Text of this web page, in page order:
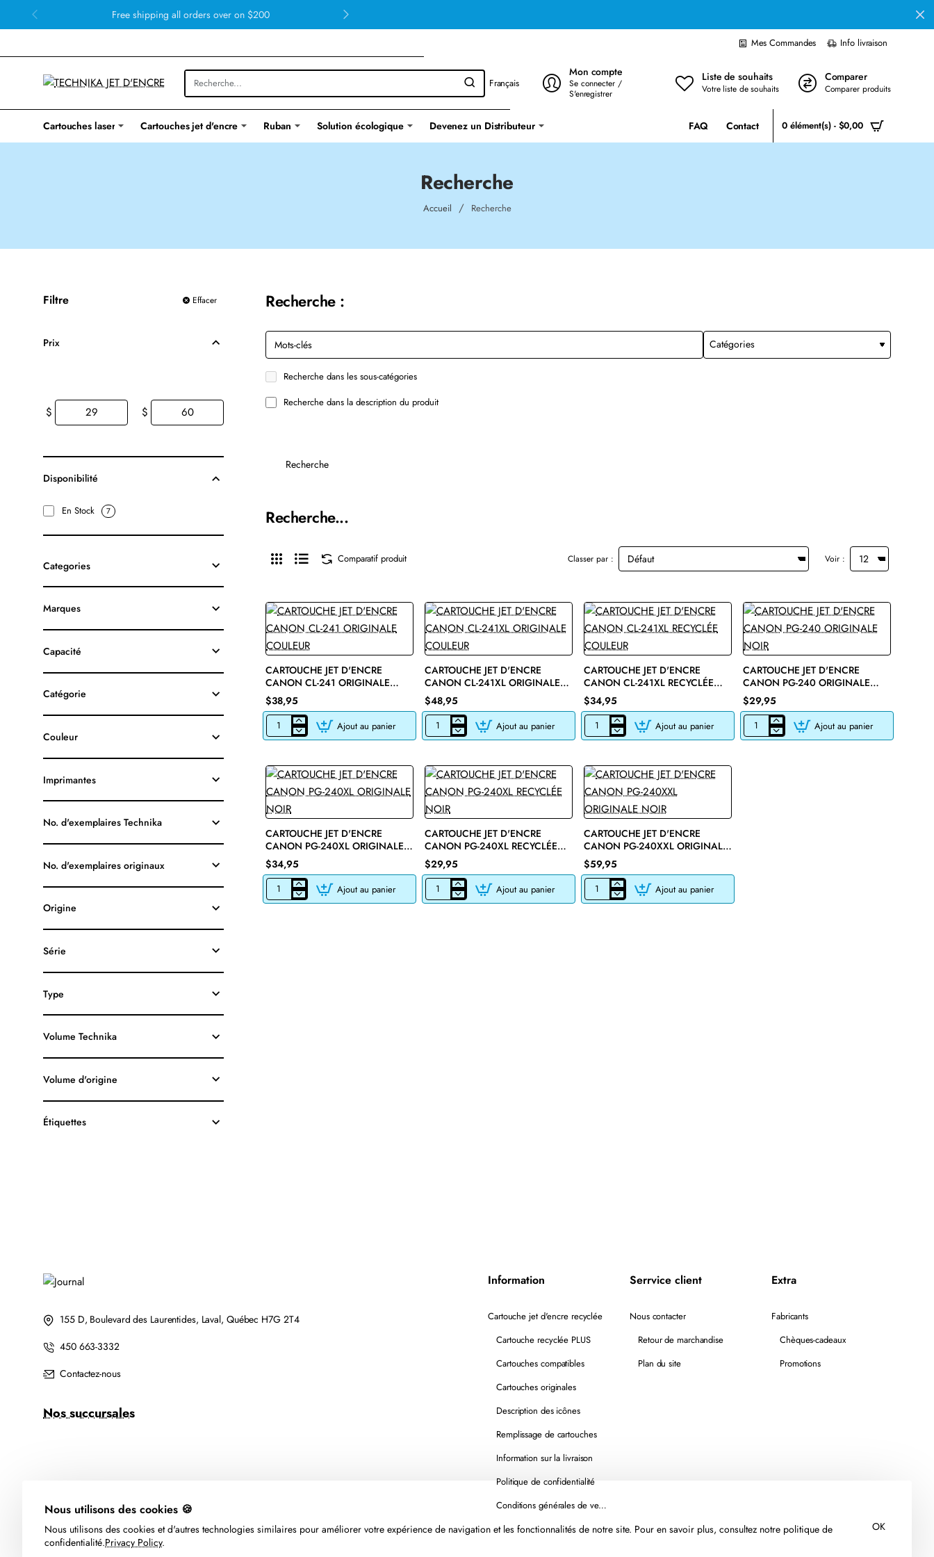
Nous utilisons des cookies 🍪
Nous utilisons des cookies et d'autres technologies similaires pour améliorer votre expérience de navigation et les fonctionnalités de notre site. Pour en savoir plus, consultez notre politique de
confidentialité.Privacy Policy.
OK
Free shipping all orders over on $200
Mes Commandes Info livraison
Français
Mon compte
Se connecter /
S'enregistrer
Liste de souhaits
Votre liste de souhaits
Comparer
Comparer produits
Cartouches laser Cartouches jet d'encre Ruban Solution écologique Devenez un Distributeur FAQ Contact 0 élément(s) - $0,00
Recherche
AccueilhomeRecherche
Filtre Effacer
Prix
$ $
Disponibilité
En Stock 7
Categories
Marques
Capacité
Catégorie
Couleur
Imprimantes
No. d'exemplaires Technika
No. d'exemplaires originaux
Origine
Série
Type
Volume Technika
Volume d'origine
Étiquettes
Recherche :
Recherche dans les sous-catégories
Recherche dans la description du produit
Recherche
Recherche...
Comparatif produit Classer par : Voir :
CARTOUCHE JET D'ENCRE
CANON CL-241 ORIGINALE
COULEUR
$38,95
CARTOUCHE
JET
CANON
CL-
241
ORIGINALE
COULEUR
Ajout au panier
CARTOUCHE JET D'ENCRE
CANON CL-241XL ORIGINALE
COULEUR
$48,95
CARTOUCHE
JET
CANON
CL-
241XL
ORIGINALE
COULEUR
Ajout au panier
CARTOUCHE JET D'ENCRE
CANON CL-241XL RECYCLÉE
COULEUR
$34,95
CARTOUCHE
JET
CANON
CL-
241XL
RECYCLÉE
COULEUR
Ajout au panier
CARTOUCHE JET D'ENCRE
CANON PG-240 ORIGINALE
NOIR
$29,95
CARTOUCHE
JET
Ajout au panier
CARTOUCHE JET D'ENCRE
CANON PG-240XL ORIGINALE
NOIR
$34,95
CARTOUCHE
JET
Ajout au panier
CARTOUCHE JET D'ENCRE
CANON PG-240XL RECYCLÉE
NOIR
$29,95
CARTOUCHE
JET
Ajout au panier
CARTOUCHE JET D'ENCRE
CANON PG-240XXL ORIGINALE
NOIR
$59,95
CARTOUCHE
JET
Ajout au panier
155 D, Boulevard des Laurentides, Laval, Québec H7G 2T4
450 663-3332
Contactez-nous
Nos succursales
Information
Cartouche jet d'encre recyclée
Cartouche recyclée PLUS
Cartouches compatibles
Cartouches originales
Description des icônes
Remplissage de cartouches
Information sur la livraison
Politique de confidentialité
Conditions générales de vente
Serrvice client
Nous contacter
Retour de marchandise
Plan du site
Extra
Fabricants
Chèques-cadeaux
Promotions